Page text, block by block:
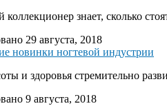
знает, сколько
29 августа, 2018
новинки ногтевой индустрии
и здоровья стремительно
9 августа, 2018